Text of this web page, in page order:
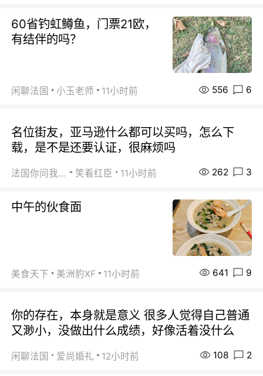
60省钓虹鳟鱼，门票21欧，
有结伴的吗？
闲聊法国 小玉老师 11小时前 556 6
名位街友，亚马逊什么都可以买吗，怎么下
载，是不是还要认证，很麻烦吗
法国你问我答 笑看红臣 11小时前 262 3
中午的伙食面
美食天下 美洲豹XF 11小时前 641 9
你的存在，本身就是意义 很多人觉得自己普通
又渺小，没做出什么成绩，好像活着没什么
闲聊法国 爱尚婚礼 12小时前 108 2